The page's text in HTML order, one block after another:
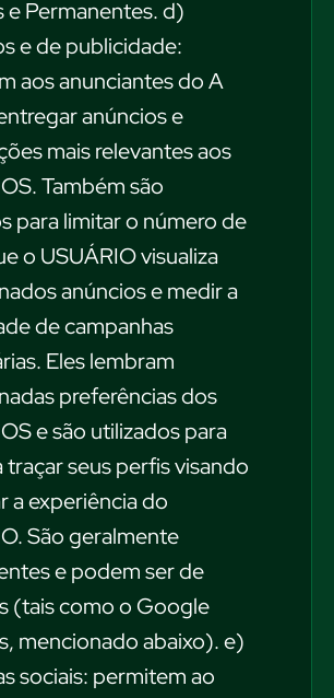
e Permanentes. d)
e de publicidade:
aos anunciantes do A
anúncios e
mais relevantes aos
Também são
para limitar o número de
o USUÁRIO visualiza
anúncios e medir a
de campanhas
Eles lembram
preferências dos
e são utilizados para
traçar seus perfis visando
a experiência do
São geralmente
e podem ser de
(tais como o Google
mencionado abaixo). e)
sociais: permitem ao